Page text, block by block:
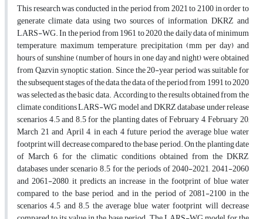
This research was conducted in the period from 2021 to 2100 in order to
generate climate data using two sources of information, DKRZ and
LARS-WG. In the period from 1961 to 2020, the daily data of minimum
temperature, maximum temperature, precipitation (mm per day) and
hours of sunshine (number of hours in one day and night) were obtained
from Qazvin synoptic station. Since the 20-year period was suitable for
the subsequent stages of the data, the data of the period from 1991 to 2020
was selected as the basic data. According to the results obtained from the
climate conditions LARS-WG model and DKRZ database under release
scenarios 4.5 and 8.5 for the planting dates of February 4, February 20,
March 21 and April 4, in each 4 future period the average blue water
footprint will decrease compared to the base period. On the planting date
of March 6, for the climatic conditions obtained from the DKRZ
databases under scenario 8.5 for the periods of 2040-2021, 2041-2060
and 2061-2080, it predicts an increase in the footprint of blue water
compared to the base period, and in the period of 2081-2100 in the
scenarios 4.5 and 8.5 the average blue water footprint will decrease